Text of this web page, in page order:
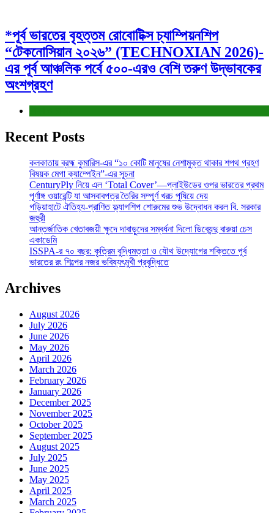
*পূর্ব ভারতের বৃহত্তম রোবোটিক্স চ্যাম্পিয়নশিপ
“টেকনোসিয়ান ২০২৬” (TECHNOXIAN 2026)-
এর পূর্ব আঞ্চলিক পর্বে ৫০০-এরও বেশি তরুণ উদ্ভাবকের
অংশগ্রহণ
Recent Posts
কলকাতায় ব্রহ্ম কুমারিস-এর “১০ কোটি মানুষের নেশামুক্ত থাকার শপথ গ্রহণ
বিষয়ক মেগা ক্যাম্পেইন”-এর সূচনা
CenturyPly নিয়ে এল ‘Total Cover’—প্লাইউডের ওপর ভারতের প্রথম
পূর্ণাঙ্গ ওয়ারেন্টি যা আসবাবপত্র তৈরির সম্পূর্ণ খরচ পুষিয়ে দেয়
গড়িয়াহাটে ঐতিহ্য-প্রাণিত ফ্ল্যাগশিপ শোরুমের শুভ উদ্বোধন করল বি. সরকার
জহুরী
আন্তর্জাতিক খেতাবজয়ী ক্ষুদে দাবাড়ুদের সম্বর্ধনা দিলো ডিব্যেন্দু বারুয়া চেস
একাডেমি
ISSPA-র ৭০ বছর: কৃত্রিম বুদ্ধিমত্তা ও যৌথ উদ্যোগের শক্তিতে পূর্ব
ভারতের রং শিল্পের নজর ভবিষ্যৎমুখী প্রবৃদ্ধিতে
Archives
August 2026
July 2026
June 2026
May 2026
April 2026
March 2026
February 2026
January 2026
December 2025
November 2025
October 2025
September 2025
August 2025
July 2025
June 2025
May 2025
April 2025
March 2025